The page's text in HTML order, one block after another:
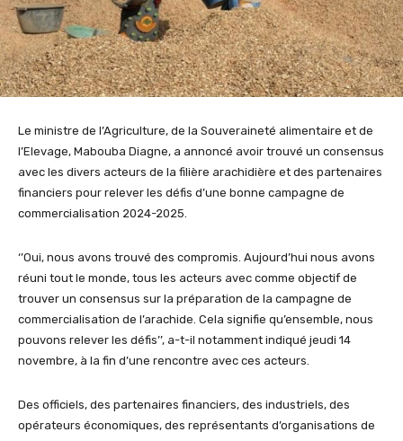
Le ministre de l’Agriculture, de la Souveraineté alimentaire et de
l’Elevage, Mabouba Diagne, a annoncé avoir trouvé un consensus
avec les divers acteurs de la filière arachidière et des partenaires
financiers pour relever les défis d’une bonne campagne de
commercialisation 2024-2025.
‘’Oui, nous avons trouvé des compromis. Aujourd’hui nous avons
réuni tout le monde, tous les acteurs avec comme objectif de
trouver un consensus sur la préparation de la campagne de
commercialisation de l’arachide. Cela signifie qu’ensemble, nous
pouvons relever les défis’’, a-t-il notamment indiqué jeudi 14
novembre, à la fin d’une rencontre avec ces acteurs.
Des officiels, des partenaires financiers, des industriels, des
opérateurs économiques, des représentants d’organisations de